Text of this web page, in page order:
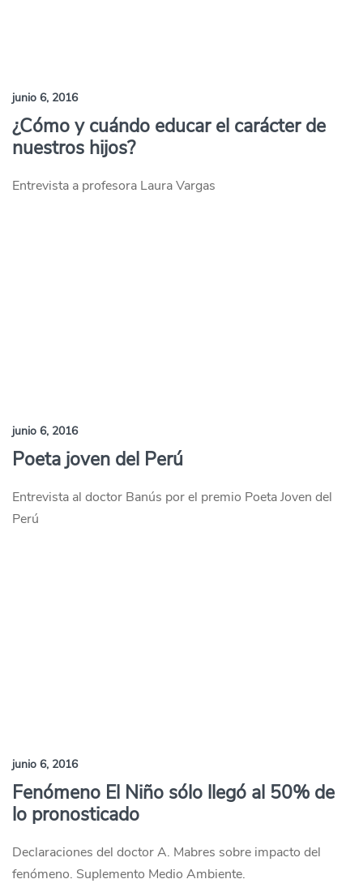
junio 6, 2016
¿Cómo y cuándo educar el carácter de
nuestros hijos?
Entrevista a profesora Laura Vargas
junio 6, 2016
Poeta joven del Perú
Entrevista al doctor Banús por el premio Poeta Joven del
Perú
junio 6, 2016
Fenómeno El Niño sólo llegó al 50% de
lo pronosticado
Declaraciones del doctor A. Mabres sobre impacto del
fenómeno. Suplemento Medio Ambiente.